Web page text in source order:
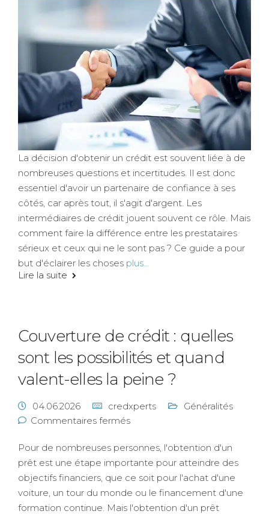
La décision d'obtenir un crédit est souvent liée à de
nombreuses questions et incertitudes. Il est donc
essentiel d'avoir un partenaire de confiance à ses
côtés, car après tout, il s'agit d'argent. Les
intermédiaires de crédit jouent souvent ce rôle. Mais
comment faire la différence entre les prestataires
sérieux et ceux qui ne le sont pas ? Ce guide a pour
but d'éclairer les choses plus...
Lire la suite
Couverture de crédit : quelles
sont les possibilités et quand
valent-elles la peine ?
04.06.2026 credxperts
Généralités
Commentaires fermés
Pour de nombreuses personnes, l'obtention d'un
prêt est une étape importante pour atteindre des
objectifs financiers, que ce soit pour l'achat d'une
voiture, un tour du monde ou le financement d'une
formation continue. Mais l'obtention d'un prêt